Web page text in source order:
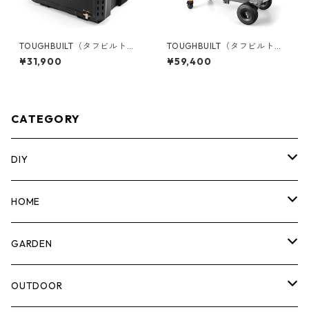
TOUGHBUILT（タフビルト）S
TACK TECH(スタックテック)
3ドロワーボックス（サイドロ
¥31,900
TOUGHBUILT（タフビルト）S
TACK TECH(スタックテック)
コンバーチブルハンドトラッ
¥59,400
CATEGORY
DIY
マーカー
計測機器
腰袋・ツールホルスター
HOME
5ガロンバケツ
キッチン
GARDEN
剪定ばさみ
OUTDOOR